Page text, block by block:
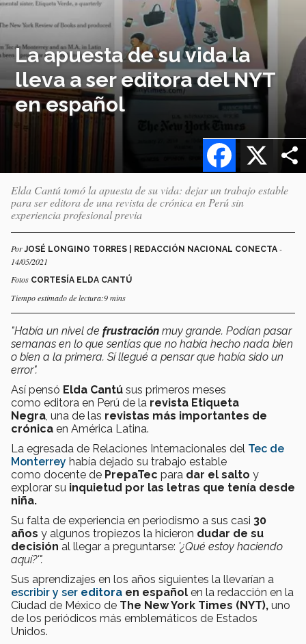
La apuesta de su vida la
lleva a ser editora del NYT
en español
X
Facebook
Elda Cantú tomó la apuesta de su vida: dejar un trabajo estable
para ser editora de una revista de crónica en Perú sin
experiencia profesional previa
PorJOSÉ LONGINO TORRES | REDACCIÓN NACIONAL CONECTA -
14/05/2021
Fotos CORTESÍA ELDA CANTÚ
Tiempo estimado de lectura:9 mins
"Había un nivel de frustración muy grande. Podían pasar
semanas en lo que sentías que no había hecho nada bien
o bien a la primera. Sí llegué a pensar que había sido un
error".
Así pensó Elda Cantú sus primeros meses
como editora en Perú de la revista Etiqueta
Negra , una de las revistas más importantes de
crónica en América Latina.
La egresada de Relaciones Internacionales del Tec de
Monterrey había dejado su trabajo estable
como docente de PrepaTec para dar el salto y
explorar su inquietud por las letras que tenía desde
niña.
Su falta de experiencia en periodismo a sus casi 30
años y algunos tropiezos la hicieron dudar de su
decisión al llegar a preguntarse: '¿Qué estoy haciendo
aquí?'".
Sus aprendizajes en los años siguientes la llevarían a
escribir y ser editora en español en la redacción en la
Ciudad de México de The New York Times (NYT), uno
de los periódicos más emblemáticos de Estados
Unidos.